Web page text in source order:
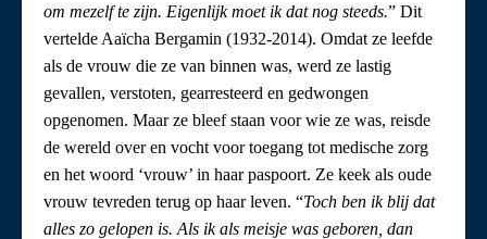
om mezelf te zijn. Eigenlijk moet ik dat nog steeds.” Dit
vertelde Aaïcha Bergamin (1932-2014). Omdat ze leefde
als de vrouw die ze van binnen was, werd ze lastig
gevallen, verstoten, gearresteerd en gedwongen
opgenomen. Maar ze bleef staan voor wie ze was, reisde
de wereld over en vocht voor toegang tot medische zorg
en het woord ‘vrouw’ in haar paspoort. Ze keek als oude
vrouw tevreden terug op haar leven. “Toch ben ik blij dat
alles zo gelopen is. Als ik als meisje was geboren, dan